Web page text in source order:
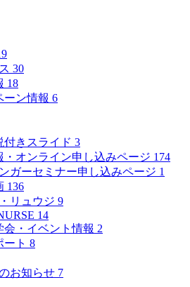
30
18
ーン情報 6
付きスライド 3
・オンライン申し込みページ 174
ガーセミナー申し込みページ 1
136
リュウジ 9
14
会・イベント情報 2
ト 8
お知らせ 7